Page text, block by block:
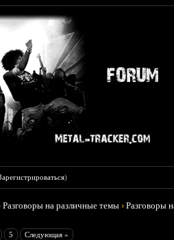
)
Разговоры на различные темы ›Разговоры
5 Следующая »